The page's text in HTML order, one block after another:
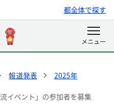
都全体で探す
報道発表
2025年
イベント」の参加者を募集